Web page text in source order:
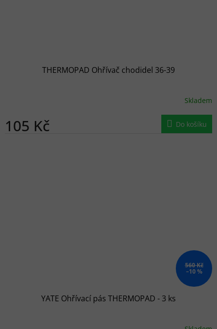
THERMOPAD Ohřívač chodidel 36-39
Skladem
105 Kč Do košíku
560 Kč
–10 %
YATE Ohřívací pás THERMOPAD - 3 ks